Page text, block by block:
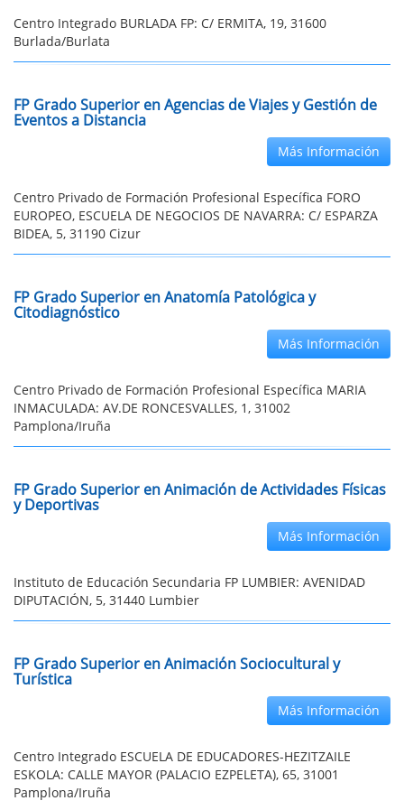
Centro Integrado BURLADA FP: C/ ERMITA, 19, 31600
Burlada/Burlata
FP Grado Superior en Agencias de Viajes y Gestión de
Eventos a Distancia
Más Información
Centro Privado de Formación Profesional Específica FORO
EUROPEO, ESCUELA DE NEGOCIOS DE NAVARRA: C/ ESPARZA
BIDEA, 5, 31190 Cizur
FP Grado Superior en Anatomía Patológica y
Citodiagnóstico
Más Información
Centro Privado de Formación Profesional Específica MARIA
INMACULADA: AV.DE RONCESVALLES, 1, 31002
Pamplona/Iruña
FP Grado Superior en Animación de Actividades Físicas
y Deportivas
Más Información
Instituto de Educación Secundaria FP LUMBIER: AVENIDAD
DIPUTACIÓN, 5, 31440 Lumbier
FP Grado Superior en Animación Sociocultural y
Turística
Más Información
Centro Integrado ESCUELA DE EDUCADORES-HEZITZAILE
ESKOLA: CALLE MAYOR (PALACIO EZPELETA), 65, 31001
Pamplona/Iruña